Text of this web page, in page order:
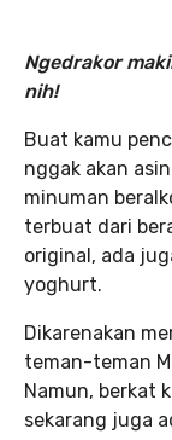
Ngedrakor
nih!
Buat kamu
nggak akan
minuman
terbuat dari
original, ada
yoghurt.
Dikarenakan
teman-teman
Namun, berkat
sekarang juga